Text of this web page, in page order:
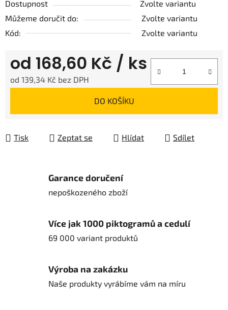
Dostupnost
Zvolte variantu
Můžeme doručit do:
Zvolte variantu
Kód:
Zvolte variantu
od 168,60 Kč / ks
od 139,34 Kč bez DPH
DO KOŠÍKU
Tisk Zeptat se Hlídat Sdílet
Garance doručení
nepoškozeného zboží
Více jak 1000 piktogramů a cedulí
69 000 variant produktů
Výroba na zakázku
Naše produkty vyrábíme vám na míru